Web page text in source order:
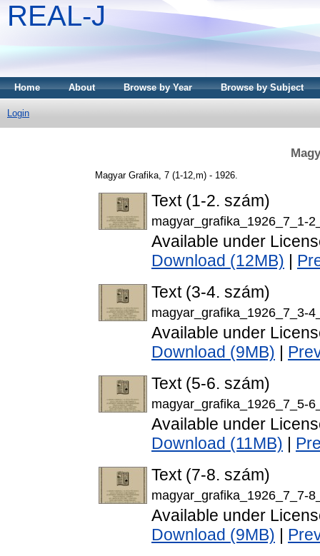
REAL-J
Home About Browse by Year Browse by Subject
Login
Magyar Grafika, 7 (1-12,m) - 1926.
Text (1-2. szám)
magyar_grafika_1926_7_1-
Available under
Download (12MB)
Text (3-4. szám)
magyar_grafika_1926_7_3-
Available under
Download (9MB)
Text (5-6. szám)
magyar_grafika_1926_7_5-
Available under
Download (11MB)
Text (7-8. szám)
magyar_grafika_1926_7_7-
Available under
Download (9MB)